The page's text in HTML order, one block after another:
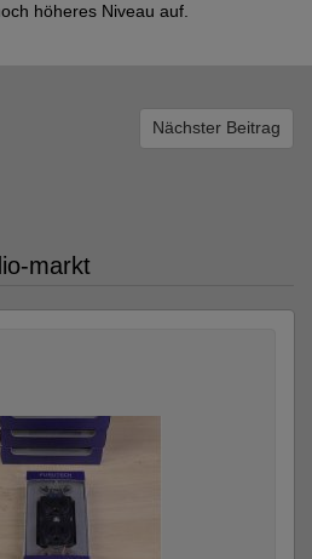
höheres Niveau auf.
Nächster Beitrag
markt